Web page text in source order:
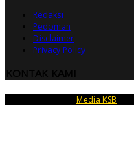
Redaksi
Pedoman
Disclaimer
Privacy Policy
KONTAK KAMI
Media KSB